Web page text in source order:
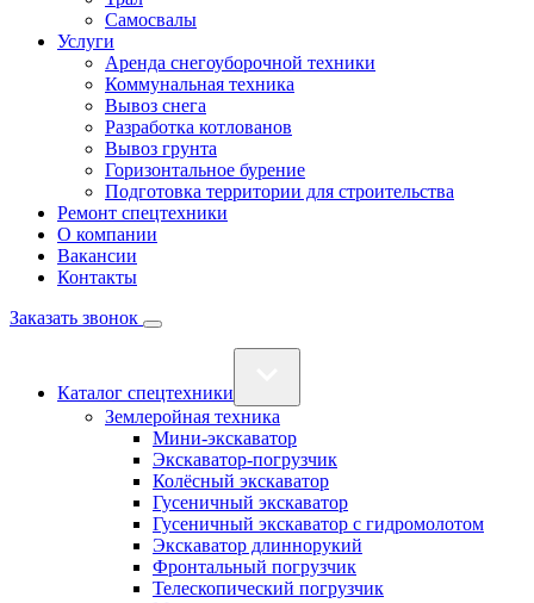
Самосвалы
Услуги
Аренда снегоуборочной техники
Коммунальная техника
Вывоз снега
Разработка котлованов
Вывоз грунта
Горизонтальное бурение
Подготовка территории для строительства
Ремонт спецтехники
О компании
Вакансии
Контакты
Заказать звонок
Каталог спецтехники
Землеройная техника
Мини-экскаватор
Экскаватор-погрузчик
Колёсный экскаватор
Гусеничный экскаватор
Гусеничный экскаватор с гидромолотом
Экскаватор длиннорукий
Фронтальный погрузчик
Телескопический погрузчик